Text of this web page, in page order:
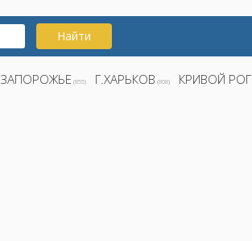
Найти
ЗАПОРОЖЬЕ (855) Г.ХАРЬКОВ (808) КРИВОЙ РОГ